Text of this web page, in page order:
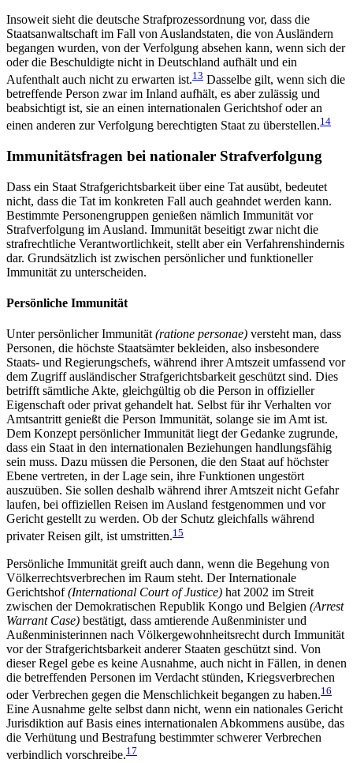
Insoweit sieht die deutsche Strafprozessordnung vor, dass die
Staatsanwaltschaft im Fall von Auslandstaten, die von Ausländern
begangen wurden, von der Verfolgung absehen kann, wenn sich der
oder die Beschuldigte nicht in Deutschland aufhält und ein
Aufenthalt auch nicht zu erwarten ist.13 Dasselbe gilt, wenn sich die
betreffende Person zwar im Inland auf­hält, es aber zulässig und
beabsichtigt ist, sie an einen internationalen Gerichtshof oder an
einen anderen zur Verfolgung berechtigten Staat zu überstellen.14
Immunitätsfragen bei nationaler Strafverfolgung
Dass ein Staat Strafgerichtsbarkeit über eine Tat aus­übt, bedeutet
nicht, dass die Tat im konkreten Fall auch geahndet werden kann.
Bestimmte Personengruppen genießen nämlich Immunität vor
Strafverfolgung im Ausland. Immunität beseitigt zwar nicht die
strafrechtliche Verantwortlichkeit, stellt aber ein Verfahrenshindernis
dar. Grundsätzlich ist zwischen persönlicher und funktioneller
Immunität zu unter­scheiden.
Persönliche Immunität
Unter persönlicher Immunität (ratione personae) ver­steht man, dass
Personen, die höchste Staatsämter bekleiden, also insbesondere
Staats- und Regierungschefs, während ihrer Amtszeit umfassend vor
dem Zugriff ausländischer Strafgerichtsbarkeit geschützt sind. Dies
betrifft sämtliche Akte, gleichgültig ob die Person in offizieller
Eigenschaft oder privat gehandelt hat. Selbst für ihr Verhalten vor
Amtsantritt genießt die Person Immunität, solange sie im Amt ist.
Dem Konzept persönlicher Immunität liegt der Gedanke zugrunde,
dass ein Staat in den internationalen Be­ziehungen handlungsfähig
sein muss. Dazu müssen die Personen, die den Staat auf höchster
Ebene ver­treten, in der Lage sein, ihre Funktionen ungestört
auszuüben. Sie sollen deshalb während ihrer Amts­zeit nicht Gefahr
laufen, bei offiziellen Reisen im Ausland festgenommen und vor
Gericht gestellt zu werden. Ob der Schutz gleichfalls während
privater Reisen gilt, ist umstritten.15
Persönliche Immunität greift auch dann, wenn die Begehung von
Völkerrechtsverbrechen im Raum steht. Der Internationale
Gerichtshof(International Court of Justice) hat 2002 im Streit
zwischen der Demo­kratischen Republik Kongo und Belgien (Arrest
War­rant Case) bestätigt, dass amtierende Außenminister und
Außenministerinnen nach Völkergewohnheitsrecht durch Immunität
vor der Strafgerichtsbarkeit anderer Staaten geschützt sind. Von
dieser Regel gebe es keine Ausnahme, auch nicht in Fällen, in denen
die betreffenden Personen im Verdacht stünden, Kriegsverbrechen
oder Verbrechen gegen die Mensch­lichkeit begangen zu haben.16
Eine Ausnahme gelte selbst dann nicht, wenn ein nationales Gericht
Juris­diktion auf Basis eines internationalen Abkommens ausübe, das
die Verhütung und Bestrafung bestimmter schwerer Verbrechen
verbindlich vorschreibe.17